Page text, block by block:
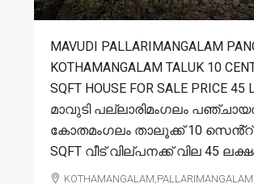
MAVUDI PALLARIMANGALAM
KOTHAMANGALAM TALUK 10
SQFT HOUSE FOR SALE PRICE 45
മാവുടി പല്ലാരിമംഗലം
കോതമംഗലം താലൂക്ക് 10 സെൻ്റ്
SQFT വീട് വില്പനക്ക് വില 45
KOTHAMANGALAM,PALLARIMANGALAM,